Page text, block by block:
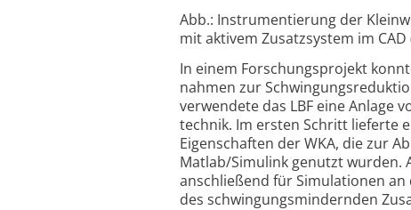
Abb.: Instrumentierung der
mit aktivem Zusatzsystem im CAD
In einem Forschungsprojekt
nahmen zur
verwendete das LBF eine Anlage
technik. Im ersten Schritt lieferte
Eigenschaften der WKA, die zur
Matlab/Simulink genutzt wurden.
anschließend für Simulationen
des schwing­ungs­­min­dern­den